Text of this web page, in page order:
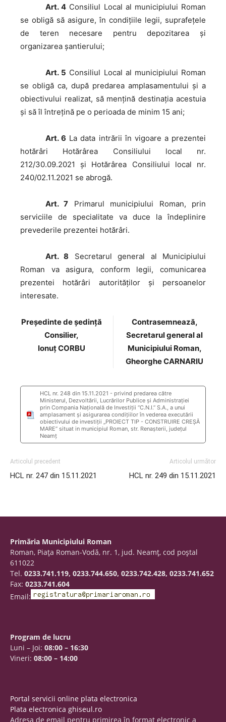
Art. 4 Consiliul Local al municipiului Roman
se obligă să asigure, în condițiile legii, suprafețele
de teren necesare pentru depozitarea și
organizarea șantierului;
Art. 5 Consiliul Local al municipiului Roman
se obligă ca, după predarea amplasamentului și a
obiectivului realizat, să mențină destinația acestuia
și să îl întrețină pe o perioada de minim 15 ani;
Art. 6 La data intrării în vigoare a prezentei
hotărâri Hotărârea Consiliului local nr.
212/30.09.2021 și Hotărârea Consiliului local nr.
240/02.11.2021 se abrogă.
Art. 7 Primarul municipiului Roman, prin
serviciile de specialitate va duce la îndeplinire
prevederile prezentei hotărâri.
Art. 8 Secretarul general al Municipiului
Roman va asigura, conform legii, comunicarea
prezentei hotărâri autorităţilor şi persoanelor
interesate.
Preşedinte de şedinţă
Consilier,
Ionuț CORBU
Contrasemnează,
Secretarul general al
Municipiului Roman,
Gheorghe CARNARIU
HCL nr. 248 din 15.11.2021 - privind predarea către
Ministerul, Dezvoltării, Lucrărilor Publice și Administrației
prin Compania Naţională de Investiţii “C.N.I.” S.A., a unui
amplasament și asigurarea condițiilor în vederea executării
obiectivului de investiţii „PROIECT TIP - CONSTRUIRE CREȘĂ
MARE” situat in municipiul Roman, str. Renașterii, județul
Neamț
Articolul precedent
HCL nr. 247 din 15.11.2021
Articolul următor
HCL nr. 249 din 15.11.2021
Primăria Municipiului Roman
Roman, Piaţa Roman-Vodă, nr. 1, jud. Neamţ, cod poştal
611022
Tel. 0233.741.119, 0233.744.650, 0233.742.428, 0233.741.652
Fax: 0233.741.604
Email:
Program de lucru
Luni – Joi: 08:00 – 16:30
Vineri: 08:00 – 14:00
Portal servicii online plata electronica
Plata electronica ghiseul.ro
Adresa de email pentru primirea în format electronic a